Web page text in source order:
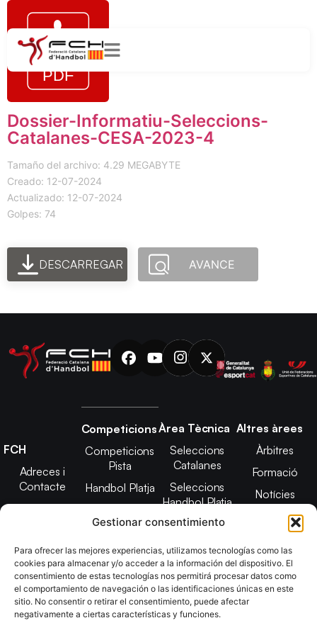
Gestionar consentimiento
Para ofrecer las mejores experiencias, utilizamos tecnologías como las
cookies para almacenar y/o acceder a la información del dispositivo. El
consentimiento de estas tecnologías nos permitirá procesar datos como
el comportamiento de navegación o las identificaciones únicas en este
sitio. No consentir o retirar el consentimiento, puede afectar
negativamente a ciertas características y funciones.
Dossier-Informatiu-Seleccions-
Catalanes-CESA-2023-4
Tamaño del archivo: 4.29 MEGABYTE
Creado: 12-07-2024
Actualizado: 12-07-2024
Golpes: 74
DESCARREGAR AVANCE
FCH
Adreces i
Contacte
Junta Directiva
2025
Estatuts
Transparència
Imatge
Competicions
Competicions
Pista
Handbol Platja
Àrea Tècnica
Seleccions
Catalanes
Seleccions
Handbol Platja
Tecnificació
CATH
Promoció
Altres àrees
Àrbitres
Formació
Notícies
Adreces de
contacte